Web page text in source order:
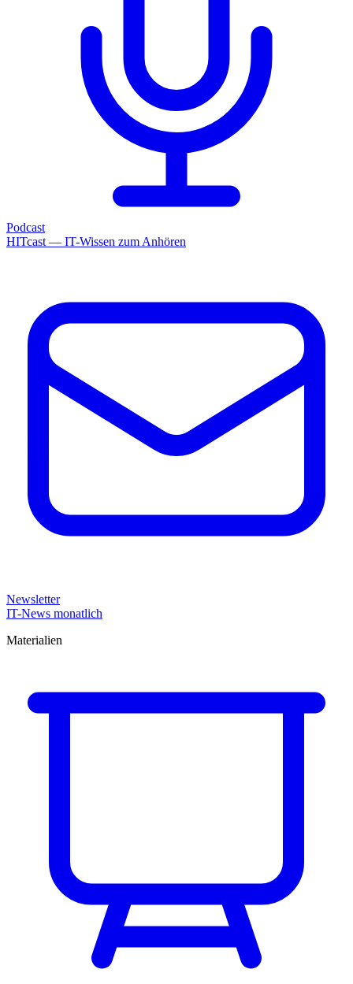
Podcast
HITcast — IT-Wissen zum Anhören
Newsletter
IT-News monatlich
Materialien